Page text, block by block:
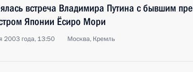
встреча Владимира Путина с бывшим
Японии Ёсиро Мори
2003 года, 13:50 Москва, Кремль